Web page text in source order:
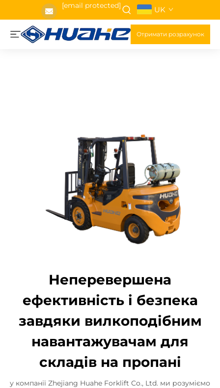
[email protected] UK
Отримати розрахунок
Неперевершена
ефективність і безпека
завдяки вилкоподібним
навантажувачам для
складів на пропані
у компанії Zhejiang Huahe Forklift Co., Ltd. ми розуміємо